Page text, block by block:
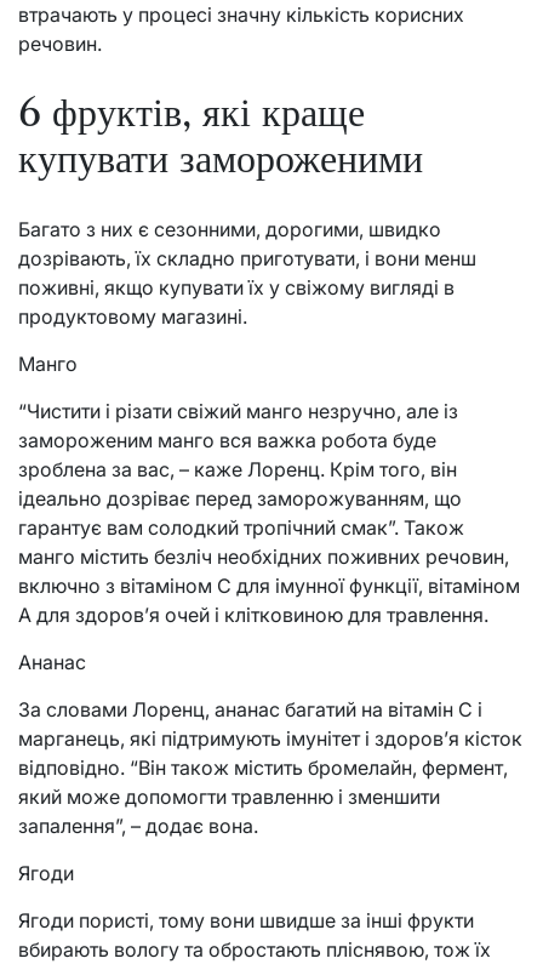
втрачають у процесі значну кількість корисних
речовин.
6 фруктів, які краще
купувати замороженими
Багато з них є сезонними, дорогими, швидко
дозрівають, їх складно приготувати, і вони менш
поживні, якщо купувати їх у свіжому вигляді в
продуктовому магазині.
Манго
“Чистити і різати свіжий манго незручно, але із
замороженим манго вся важка робота буде
зроблена за вас, – каже Лоренц. Крім того, він
ідеально дозріває перед заморожуванням, що
гарантує вам солодкий тропічний смак”. Також
манго містить безліч необхідних поживних речовин,
включно з вітаміном С для імунної функції, вітаміном
А для здоров’я очей і клітковиною для травлення.
Ананас
За словами Лоренц, ананас багатий на вітамін С і
марганець, які підтримують імунітет і здоров’я кісток
відповідно. “Він також містить бромелайн, фермент,
який може допомогти травленню і зменшити
запалення”, – додає вона.
Ягоди
Ягоди пористі, тому вони швидше за інші фрукти
вбирають вологу та обростають пліснявою, тож їх